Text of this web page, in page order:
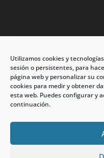
Utilizamos cookies y
sesión o persistentes, para
página web y personalizar su
cookies para medir y obtener
esta web. Puedes configurar y
continuación.
Dirección: C/Eleuterio
Oro
CP: 33209, Gijón –
Teléfono: 985146502 –